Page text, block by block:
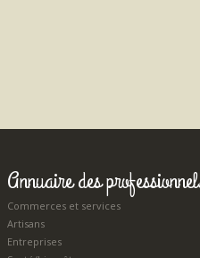
Annuaire des
Commerces et services
Artisans
Entreprises